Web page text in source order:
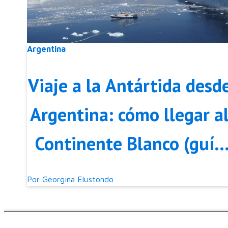
Argentina
Viaje a la Antártida
Argentina: cómo llegar
Continente Blanco (guía
2026)
Por Georgina Elustondo